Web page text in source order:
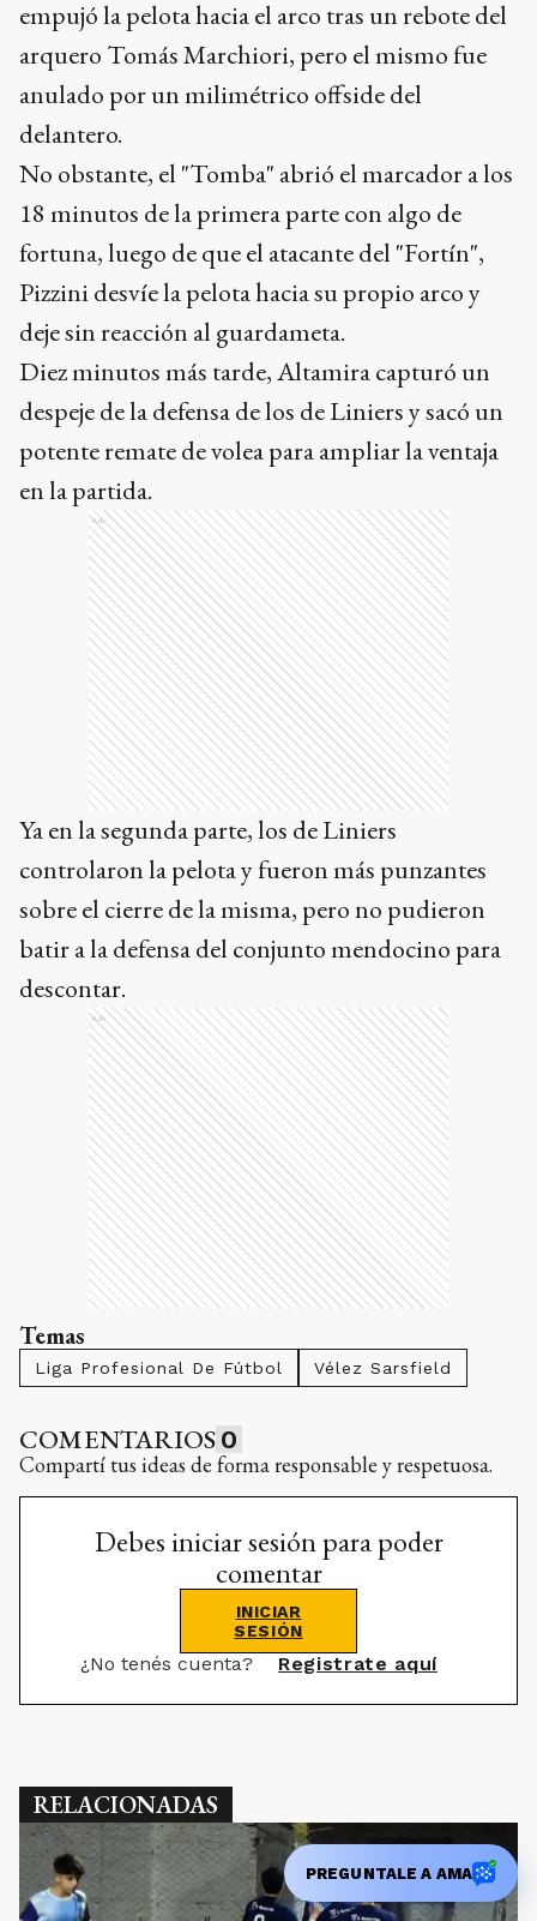
empujó la pelota hacia el arco tras un rebote del
arquero Tomás Marchiori, pero el mismo fue
anulado por un milimétrico offside del
delantero.
No obstante, el "Tomba" abrió el marcador a los
18 minutos de la primera parte con algo de
fortuna, luego de que el atacante del "Fortín",
Pizzini desvíe la pelota hacia su propio arco y
deje sin reacción al guardameta.
Diez minutos más tarde, Altamira capturó un
despeje de la defensa de los de Liniers y sacó un
potente remate de volea para ampliar la ventaja
en la partida.
Ads
Ya en la segunda parte, los de Liniers
controlaron la pelota y fueron más punzantes
sobre el cierre de la misma, pero no pudieron
batir a la defensa del conjunto mendocino para
descontar.
Ads
Temas
Liga Profesional De Fútbol Vélez Sarsfield
COMENTARIOS 0
Compartí tus ideas de forma responsable y respetuosa.
Debes iniciar sesión para poder
comentar
INICIAR
SESIÓN
¿No tenés cuenta? Registrate aquí
RELACIONADAS
PREGUNTALE A AMA